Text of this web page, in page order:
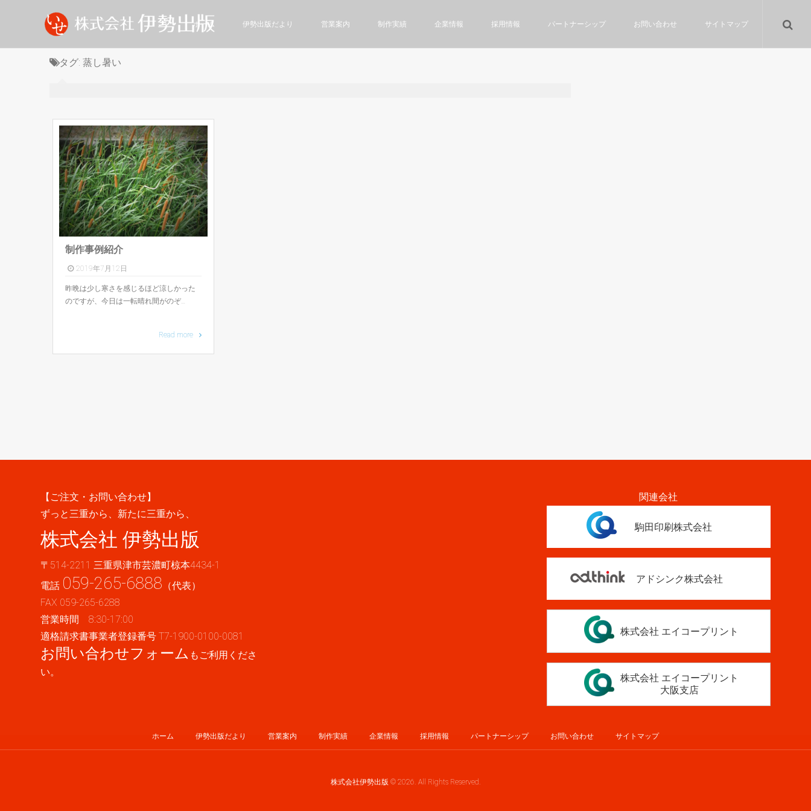
ホーム 伊勢出版だより 営業案内 制作実績 企業情報 採用情報 パートナーシップ お問い合わせ サイトマップ
タグ: 蒸し暑い
制作事例紹介
2019年7月12日
昨晩は少し寒さを感じるほど涼しかった
のですが、今日は一転晴れ間がのぞ…
Read more
【ご注文・お問い合わせ】
ずっと三重から、新たに三重から、
株式会社 伊勢出版
〒514-2211 三重県津市芸濃町椋本4434-1
電話 059-265-6888 （代表）
FAX 059-265-6288
営業時間 8:30-17:00
適格請求書事業者登録番号 T7-1900-0100-0081
お問い合わせフォーム もご利用くださ
い。
関連会社
駒田印刷株式会社
アドシンク株式会社
株式会社 エイコープリント
株式会社 エイコープリント
大阪支店
ホーム 伊勢出版だより 営業案内 制作実績 企業情報 採用情報 パートナーシップ お問い合わせ サイトマップ
株式会社伊勢出版 © 2026. All Rights Reserved.